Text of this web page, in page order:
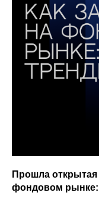
Прошла открытая
фондовом рынке: